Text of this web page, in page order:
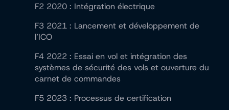
F2 2020 : Intégration électrique
F3 2021 : Lancement et développement de
l’ICO
F4 2022 : Essai en vol et intégration des
systèmes de sécurité des vols et ouverture du
carnet de commandes
F5 2023 : Processus de certification